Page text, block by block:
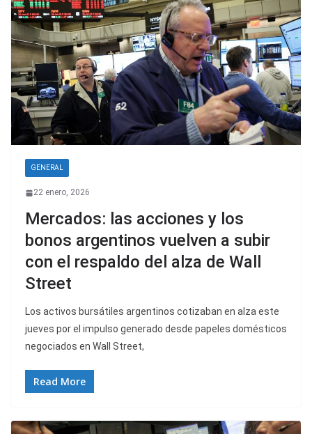
GENERAL
22 enero, 2026
Mercados: las acciones y los
bonos argentinos vuelven a subir
con el respaldo del alza de Wall
Street
Los activos bursátiles argentinos cotizaban en alza este
jueves por el impulso generado desde papeles domésticos
negociados en Wall Street,
Read More